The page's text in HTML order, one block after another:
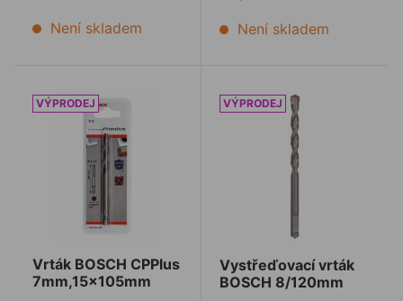
Není skladem Není skladem
Vrták BOSCH CPPlus 7mm,15x105mm
Vrták BOSCH CPPlus
7mm,15x105mm
Vystřeďovací vrták
Vystřeďovací vrták
BOSCH 8/120mm